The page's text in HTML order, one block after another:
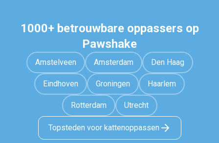
1000+ betrouwbare oppassers op
Pawshake
Amstelveen Amsterdam Den Haag
Eindhoven Groningen Haarlem
Rotterdam Utrecht
Topsteden voor kattenoppassen